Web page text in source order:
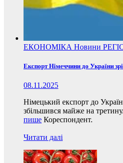
ЕКОНОМІКА Новини
Експорт Німеччини до України
08.11.2025
Німецький експорт до
збільшився майже на
пише Кореспондент.
Читати далі